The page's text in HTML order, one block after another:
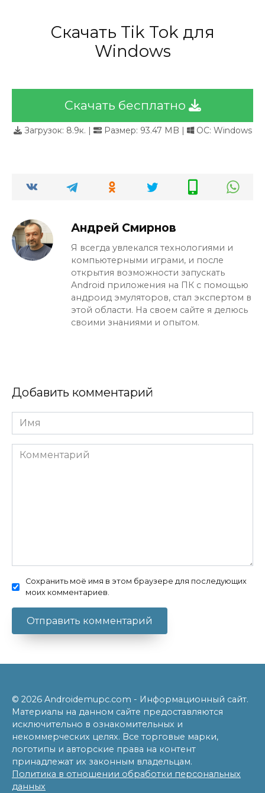
Скачать Tik Tok для
Windows
Скачать бесплатно
Загрузок: 8.9к. | Размер: 93.47 MB | ОС: Windows
Андрей Смирнов
Я всегда увлекался технологиями и
компьютерными играми, и после
открытия возможности запускать
Android приложения на ПК с помощью
андроид эмуляторов, стал экспертом в
этой области. На своем сайте я делюсь
своими знаниями и опытом.
Добавить комментарий
Имя
Комментарий
Сохранить моё имя в этом браузере для последующих
моих комментариев.
© 2026 Androidemupc.com - Информационный сайт.
Материалы на данном сайте предоставляются
исключительно в ознакомительных и
некоммерческих целях. Все торговые марки,
логотипы и авторские права на контент
принадлежат их законным владельцам.
Политика в отношении обработки персональных
данных